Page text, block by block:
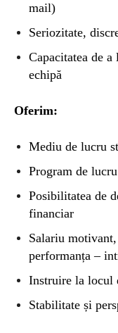
mail)
Seriozitate,
Capacitatea de
echipă
Oferim:
Mediu de lucru
Program de
Posibilitatea de
financiar
Salariu
performanța –
Instruire la locul
Stabilitate și